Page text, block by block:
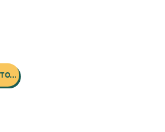
OCENA STRONY INTERNETOWEJ